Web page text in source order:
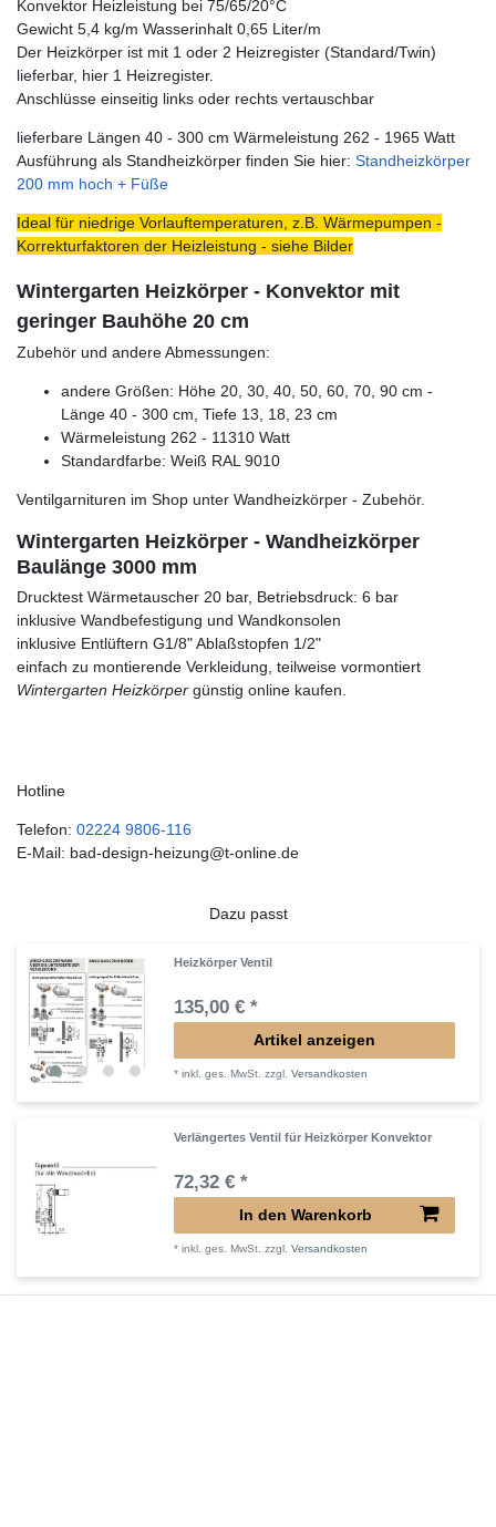
Konvektor Heizleistung bei 75/65/20°C
Gewicht 5,4 kg/m Wasserinhalt 0,65 Liter/m
Der Heizkörper ist mit 1 oder 2 Heizregister (Standard/Twin)
lieferbar, hier 1 Heizregister.
Anschlüsse einseitig links oder rechts vertauschbar
lieferbare Längen 40 - 300 cm Wärmeleistung 262 - 1965 Watt
Ausführung als Standheizkörper finden Sie hier: Standheizkörper
200 mm hoch + Füße
Ideal für niedrige Vorlauftemperaturen, z.B. Wärmepumpen -
Korrekturfaktoren der Heizleistung - siehe Bilder
Wintergarten Heizkörper - Konvektor mit
geringer Bauhöhe 20 cm
Zubehör und andere Abmessungen:
andere Größen: Höhe 20, 30, 40, 50, 60, 70, 90 cm -
Länge 40 - 300 cm, Tiefe 13, 18, 23 cm
Wärmeleistung 262 - 11310 Watt
Standardfarbe: Weiß RAL 9010
Ventilgarnituren im Shop unter Wandheizkörper - Zubehör.
Wintergarten Heizkörper - Wandheizkörper
Baulänge 3000 mm
Drucktest Wärmetauscher 20 bar, Betriebsdruck: 6 bar
inklusive Wandbefestigung und Wandkonsolen
inklusive Entlüftern G1/8" Ablaßstopfen 1/2"
einfach zu montierende Verkleidung, teilweise vormontiert
Wintergarten Heizkörper günstig online kaufen.
Hotline
Telefon: 02224 9806-116
E-Mail: bad-design-heizung@t-online.de
Dazu passt
Heizkörper Ventil
135,00 € *
Artikel anzeigen
*inkl. ges. MwSt. zzgl.Versandkosten
Verlängertes Ventil für Heizkörper Konvektor
72,32 € *
In den Warenkorb
*inkl. ges. MwSt. zzgl.Versandkosten